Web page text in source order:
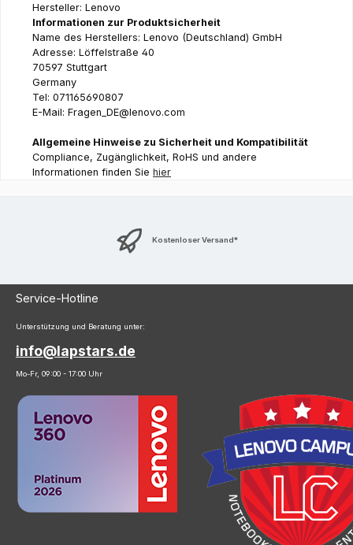
Hersteller: Lenovo
Informationen zur Produktsicherheit
Name des Herstellers: Lenovo (Deutschland) GmbH
Adresse: Löffelstraße 40
70597 Stuttgart
Germany
Tel: 071165690807
E-Mail: Fragen_DE@lenovo.com
Allgemeine Hinweise zu Sicherheit und Kompatibilität
Compliance, Zugänglichkeit, RoHS und andere
Informationen finden Sie hier
Kostenloser Versand*
Service-Hotline
Unterstützung und Beratung unter:
info@lapstars.de
Mo-Fr, 09:00 - 17:00 Uhr